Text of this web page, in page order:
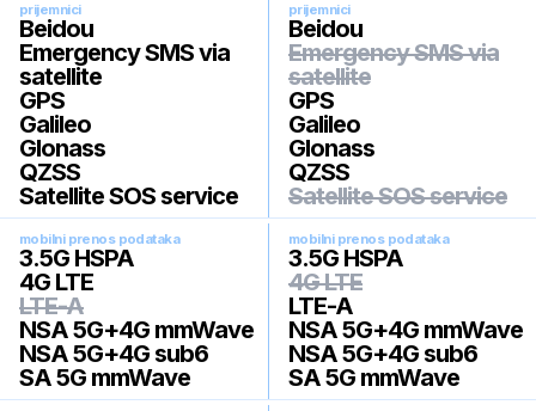
prijemnici
Beidou
Emergency SMS via
satellite
GPS
Galileo
Glonass
QZSS
Satellite SOS service
prijemnici
Beidou
Emergency SMS via
satellite
GPS
Galileo
Glonass
QZSS
Satellite SOS service
mobilni prenos podataka
3.5G HSPA
4G LTE
LTE-A
NSA 5G+4G mmWave
NSA 5G+4G sub6
SA 5G mmWave
mobilni prenos podataka
3.5G HSPA
4G LTE
LTE-A
NSA 5G+4G mmWave
NSA 5G+4G sub6
SA 5G mmWave